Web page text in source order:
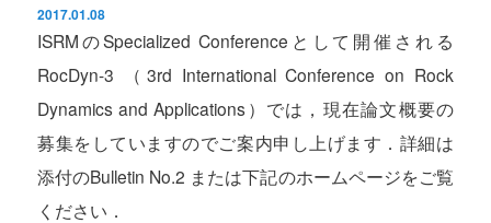
2017.01.08
ISRMのSpecialized Conferenceとして開催される
RocDyn-3 （3rd International Conference on Rock
Dynamics and Applications）では，現在論文概要の
募集をしていますのでご案内申し上げます．詳細は
添付のBulletin No.2 または下記のホームページをご覧
ください．